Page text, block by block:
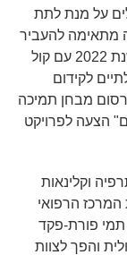
על מנת לתת
מתאימה להעביר
את הסרטון למטופלים. ההזדמנות הגיעה בשנת 2022 עם קול
לקידום
מבחן תמיכה
הצעה לפרויקט
וקלינאות
הרפואי
תמי פורת-פקד
והפך לצוות